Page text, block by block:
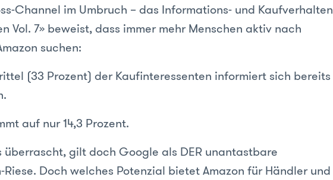
Channel im Umbruch – das Informations- und Kaufverhalten
Vol. 7» beweist, dass immer mehr Menschen aktiv nach
suchen:
(33 Prozent) der Kaufinteressenten informiert sich bereits
auf nur 14,3 Prozent.
überrascht, gilt doch Google als DER unantastbare
Riese. Doch welches Potenzial bietet Amazon für Händler und